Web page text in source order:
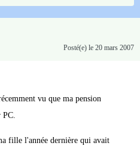
Posté(e) le 20 mars 2007
vu que ma pension
PC.
fille l'année dernière qui avait